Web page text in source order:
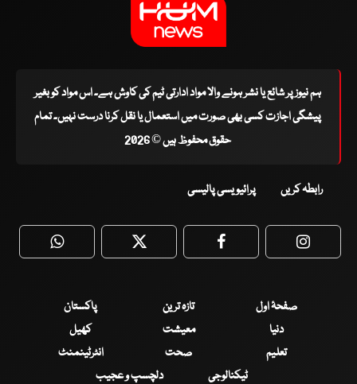
ہم نیوز پر شائع یا نشر ہونے والا مواد ادارتی ٹیم کی کاوش ہے۔ اس مواد کو بغیر
پیشگی اجازت کسی بھی صورت میں استعمال یا نقل کرنا درست نہیں۔ تمام
حقوق محفوظ ہیں © 2026
رابطہ کریں پرائیویسی پالیسی
WhatsApp Twitter Facebook
صفحۂ اول تازہ ترین
پاکستان
دنیا
معیشت
کھیل
تعلیم
صحت
انٹرٹینمنٹ
ٹیکنالوجی
دلچسپ و عجیب